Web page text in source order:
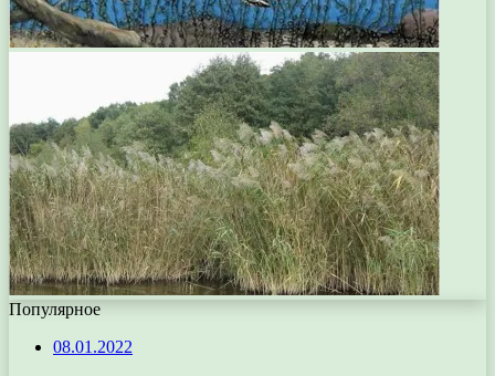
Популярное
08.01.2022